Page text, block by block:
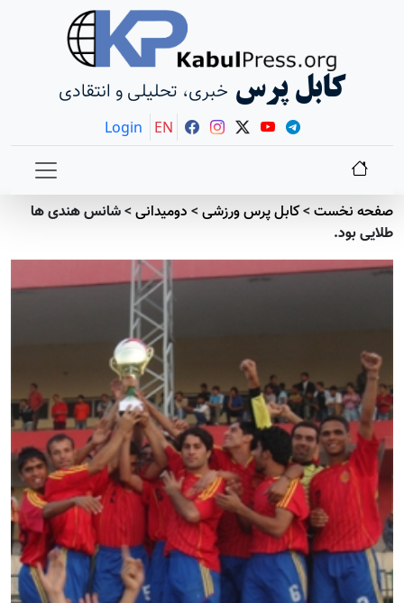
کابل پرس خبری، تحلیلی و انتقادی
Login EN
صفحه نخست>کابل پرس ورزشی> دومیدانی>شانس هندی ها
طلایی بود.